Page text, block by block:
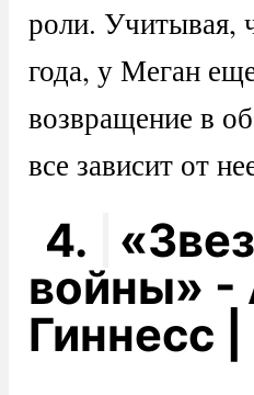
роли. Учитывая,
года, у Меган
возвращение в
все зависит от
4.
войны» -
Гиннесс |